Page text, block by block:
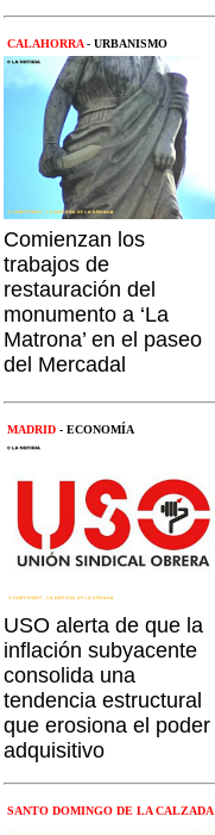
CALAHORRA- URBANISMO
Comienzan los
trabajos de
restauración del
monumento a ‘La
Matrona’ en el paseo
del Mercadal
MADRID - ECONOMÍA
USO alerta de que la
inflación subyacente
consolida una
tendencia estructural
que erosiona el poder
adquisitivo
SANTO DOMINGO DE LA CALZADA